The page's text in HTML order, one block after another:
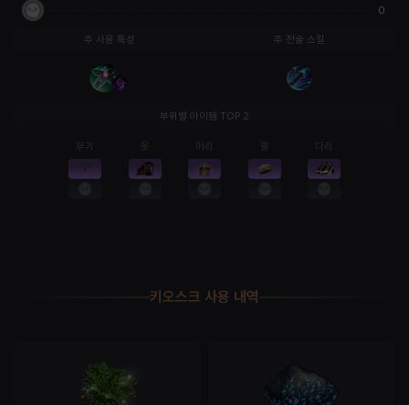
0
주 사용 특성 주 전술 스킬
부위별 아이템 TOP 2
무기 옷 머리 팔 다리
키오스크 사용 내역